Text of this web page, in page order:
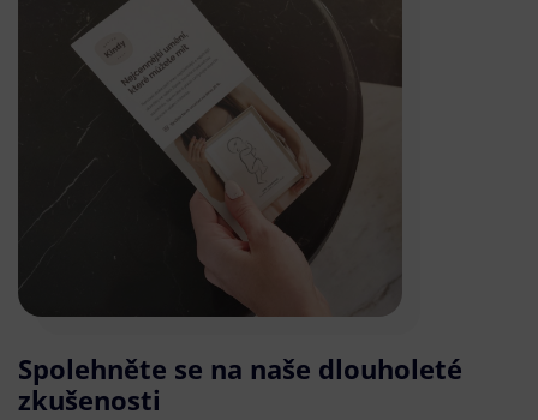
Spolehněte se na naše dlouholeté
zkušenosti